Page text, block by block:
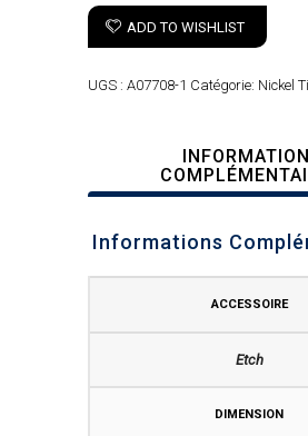
ADD TO WISHLIST
UGS : A07708-1 Catégorie: Nickel
Informations
ACCESSOIRE
Etch
DIMENSION